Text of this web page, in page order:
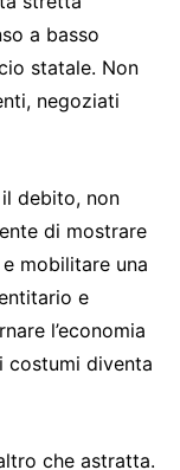
a basso
statale. Non
negoziati
debito, non
di mostrare
mobilitare una
e
l’economia
costumi diventa
che astratta.